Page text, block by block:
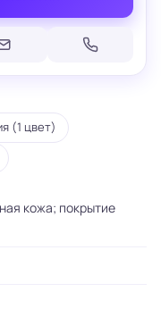
(1 цвет)
кожа; покрытие